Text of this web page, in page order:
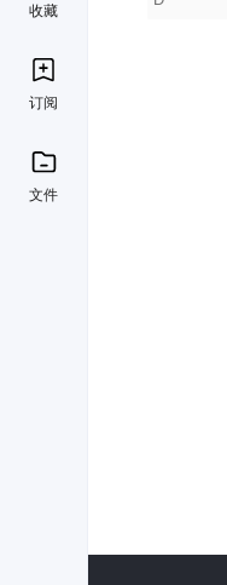
收藏
订阅
文件